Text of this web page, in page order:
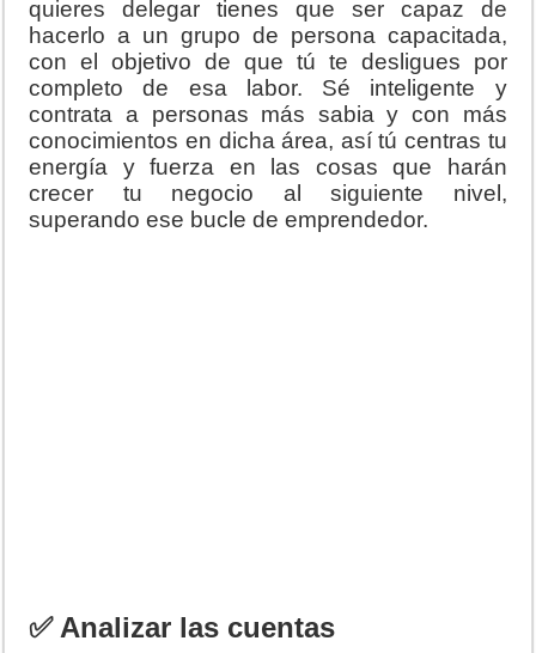
quieres delegar tienes que ser capaz de
hacerlo a un grupo de persona capacitada,
con el objetivo de que tú te desligues por
completo de esa labor. Sé inteligente y
contrata a personas más sabia y con más
conocimientos en dicha área, así tú centras tu
energía y fuerza en las cosas que harán
crecer tu negocio al siguiente nivel,
superando ese bucle de emprendedor.
✅ Analizar las cuentas